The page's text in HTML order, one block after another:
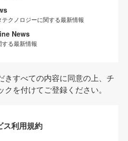
クノロジーに関する最新情報
News
る最新情報
きすべての内容に同意の上、チ
を付けてご登録ください。
ス利用規約